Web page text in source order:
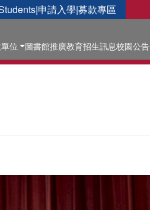
|申請入學|募款專區
位 圖書館推廣教育招生訊息校園公告